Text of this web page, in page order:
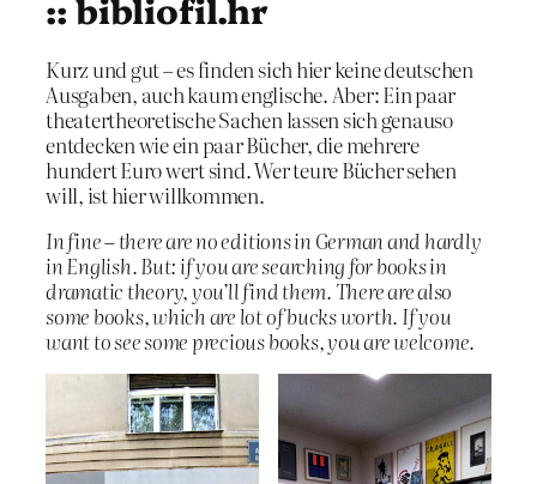
Kurz und gut – es finden sich hier keine deutschen
Ausgaben, auch kaum englische. Aber: Ein paar
theatertheoretische Sachen lassen sich genauso
entdecken wie ein paar Bücher, die mehrere
hundert Euro wert sind. Wer teure Bücher sehen
will, ist hier willkommen.
In fine – there are no editions in German and hardly
in English. But: if you are searching for books in
dramatic theory, you’ll find them. There are also
some books, which are lot of bucks worth. If you
want to see some precious books, you are welcome.